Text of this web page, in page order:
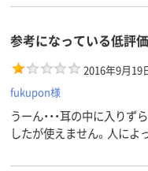
参考になっている低評
2016年9月19
fukupon様
うーん・・・耳の中に入り
したが使えません。人によ